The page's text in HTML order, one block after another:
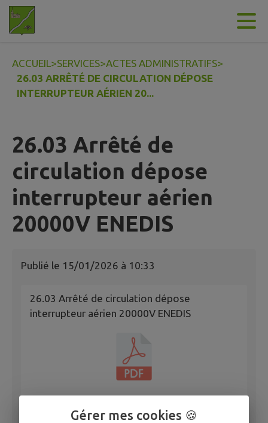
Contenu
ACCUEIL>SERVICES>ACTES ADMINISTRATIFS>
26.03 ARRÊTÉ DE CIRCULATION DÉPOSE
INTERRUPTEUR AÉRIEN 20...
26.03 Arrêté de
circulation dépose
interrupteur aérien
20000V ENEDIS
Publié le 15/01/2026 à 10:33
26.03 Arrêté de circulation dépose
interrupteur aérien 20000V ENEDIS
Gérer mes cookies 🍪